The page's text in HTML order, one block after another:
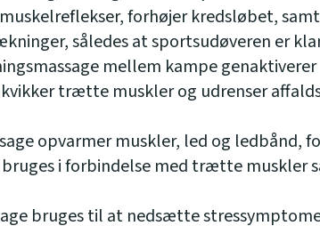
forhøjer kredsløbet,
således at sportsudøveren er
mellem kampe genaktiverer
trætte muskler og udrenser
opvarmer muskler, led og ledbånd,
bruges i forbindelse med trætte muskler
bruges til at nedsætte